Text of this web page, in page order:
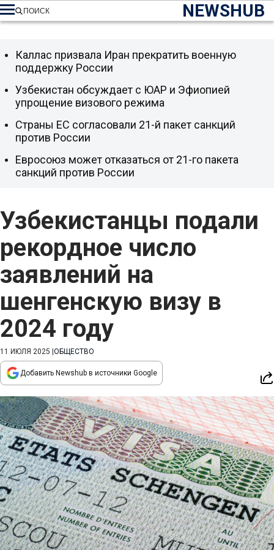
NEWSHUB
ПОИСК
Узбекистанцы подали
рекордное число
заявлений на
шенгенскую визу в
2024 году
11 ИЮЛЯ 2025 ОБЩЕСТВО
Добавить Newshub в источники Google
Каллас призвала Иран прекратить военную
поддержку России
Узбекистан обсуждает с ЮАР и Эфиопией
упрощение визового режима
Страны ЕС согласовали 21-й пакет санкций
против России
Евросоюз может отказаться от 21-го пакета
санкций против России